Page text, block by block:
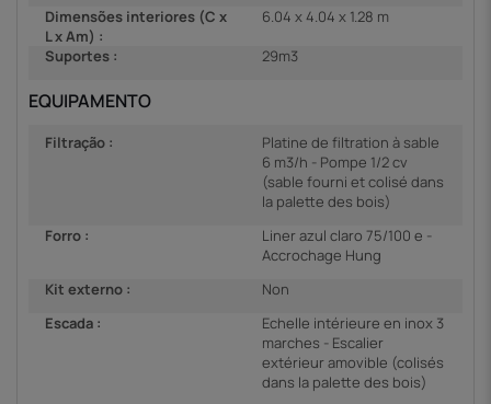
Dimensões interiores (C x
L x Am) :
6.04 x 4.04 x 1.28 m
Suportes :
29m3
EQUIPAMENTO
Filtração :
Platine de filtration à sable
6 m3/h - Pompe 1/2 cv
(sable fourni et colisé dans
la palette des bois)
Forro :
Liner azul claro 75/100 e -
Accrochage Hung
Kit externo :
Non
Escada :
Echelle intérieure en inox 3
marches - Escalier
extérieur amovible (colisés
dans la palette des bois)